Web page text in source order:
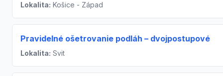
Lokalita: Košice - Západ
Pravidelné ošetrovanie podláh – dvojpostupové
Lokalita: Svit